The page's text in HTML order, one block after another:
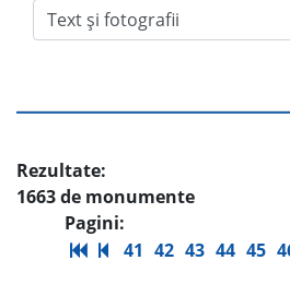
Rezultate:
1663 de monumente
Pagini:
41 42 43 44 45